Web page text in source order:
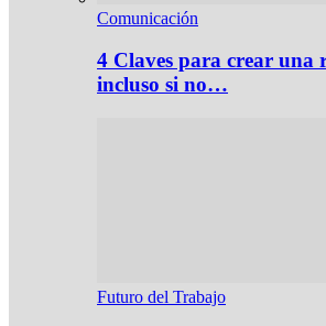
Comunicación
4 Claves para crear una
incluso si no…
Futuro del Trabajo